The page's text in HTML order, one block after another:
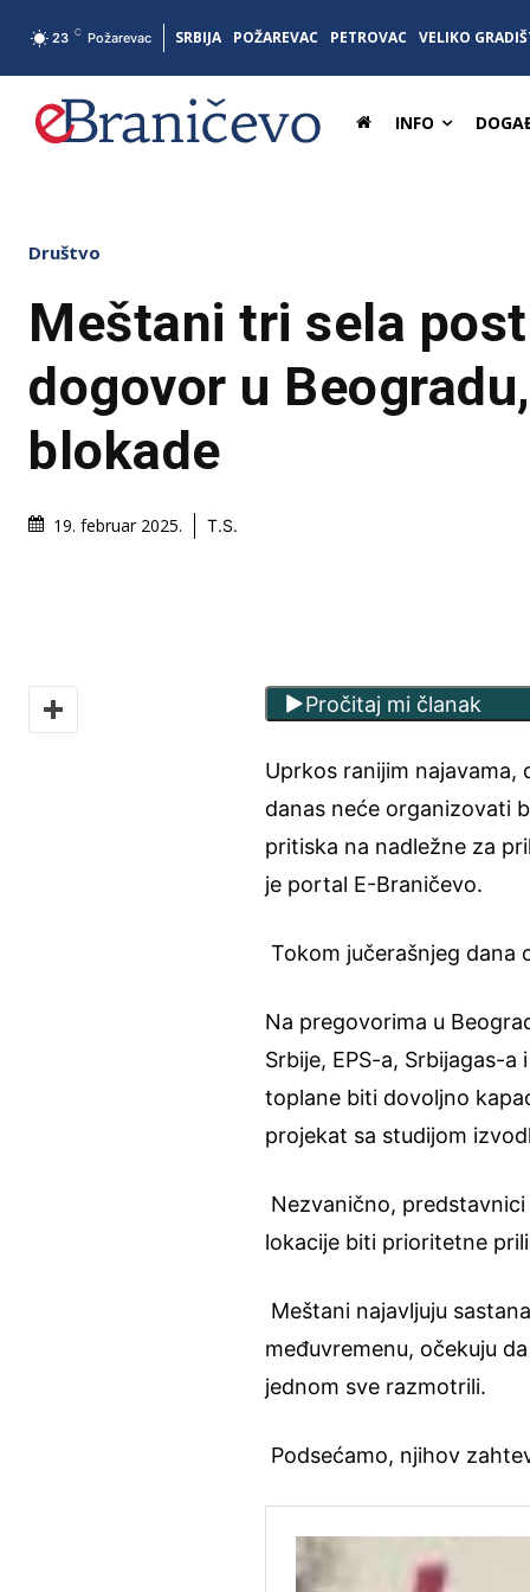
23 C Požarevac SRBIJA POŽAREVAC PETROVAC VELIKO
INFO
Društvo
Meštani tri sela
dogovor u
blokade
19. februar 2025. T.S.
Pročitaj mi članak
Uprkos ranijim najavama,
danas neće organizovati
pritiska na nadležne za
je portal E-Braničevo.
Tokom jučerašnjeg dana
Na pregovorima u
Srbije, EPS-a, Srbijagas-
toplane biti dovoljno
projekat sa studijom
Nezvanično,
lokacije biti prioritetne
Meštani najavljuju
međuvremenu, očekuju
jednom sve razmotrili.
Podsećamo, njihov